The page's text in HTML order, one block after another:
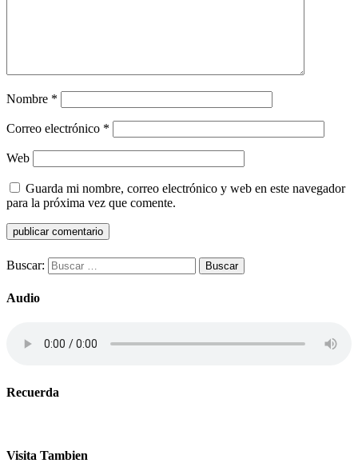
Nombre *
Correo electrónico *
Web
Guarda mi nombre, correo electrónico y web en este navegador
para la próxima vez que comente.
Buscar:
Audio
Recuerda
Visita Tambien